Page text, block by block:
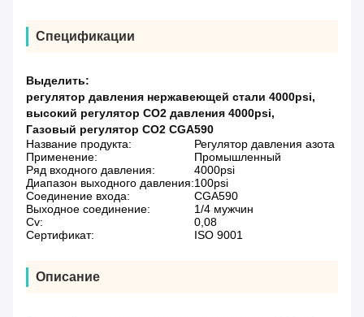
Спецификации
Выделить:
регулятор давления нержавеющей стали 4000psi,
высокий регулятор СО2 давления 4000psi,
Газовый регулятор СО2 CGA590
Название продукта:
Регулятор давления азота
Применение:
Промышленный
Ряд входного давления:
4000psi
Диапазон выходного давления:100psi
Соединение входа:
CGA590
Выходное соединение:
1/4 мужчин
Cv:
0,08
Сертификат:
ISO 9001
Описание